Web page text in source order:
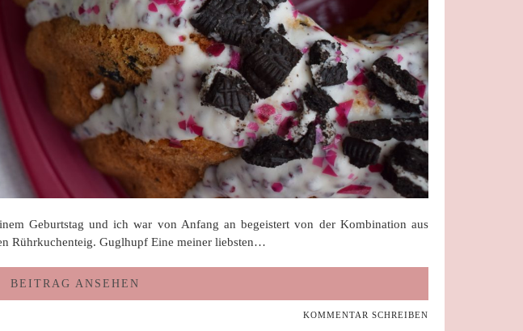
Geburtstag und ich war von Anfang an begeistert von der Kombination aus
Rührkuchenteig. Guglhupf Eine meiner liebsten…
BEITRAG ANSEHEN
KOMMENTAR SCHREIBEN